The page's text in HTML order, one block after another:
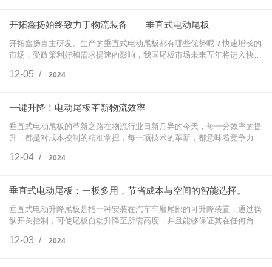
开拓鑫扬始终致力于物流装备——垂直式电动尾板
开拓鑫扬自主研发、生产的垂直式电动尾板都有哪些优势呢？快速增长的
市场：受政策利好和需求提速的影响，我国尾板市场未来五年将进入快速
集中度提高…
12-05 / 2024
一键升降！电动尾板革新物流效率
垂直式电动尾板的革新之路在物流行业日新月异的今天，每一分效率的提
升，都是对成本控制的精准拿捏，每一项技术的革新，都意味着竞争力的
下、人工成本…
12-04 / 2024
垂直式电动尾板：一板多用，节省成本与空间的智能选择。
垂直式电动升降尾板是指一种安装在汽车车厢尾部的可升降装置，通过操
纵开关控制，可使尾板自动升降至所需高度，并且能够保证其在任何角度
率，还能够…
12-03 / 2024